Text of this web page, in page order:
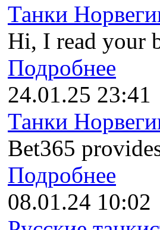
Танки
Hi, I read your
Подробнее
24.01.25 23:41
Танки
Bet365
Подробнее
08.01.24 10:02